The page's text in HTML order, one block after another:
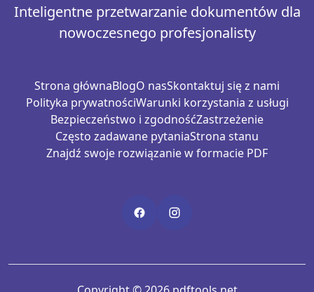
Inteligentne przetwarzanie dokumentów dla
nowoczesnego profesjonalisty
Strona głównaBlogO nasSkontaktuj się z nami
Polityka prywatnościWarunki korzystania z usługi
Bezpieczeństwo i zgodnośćZastrzeżenie
Często zadawane pytaniaStrona stanu
Znajdź swoje rozwiązanie w formacie PDF